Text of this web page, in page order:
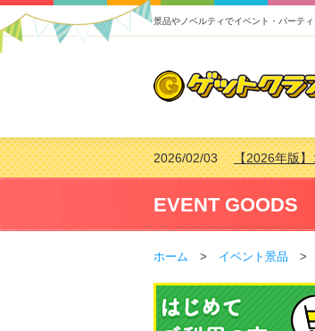
景品やノベルティでイベント・パーテ
2026/02/03【2026年版
2026/07/15【2026年版
2026/04/03【2026年版
2026/02/16【2026年版】
EVENT GOODS
ホーム > イベント景品 >